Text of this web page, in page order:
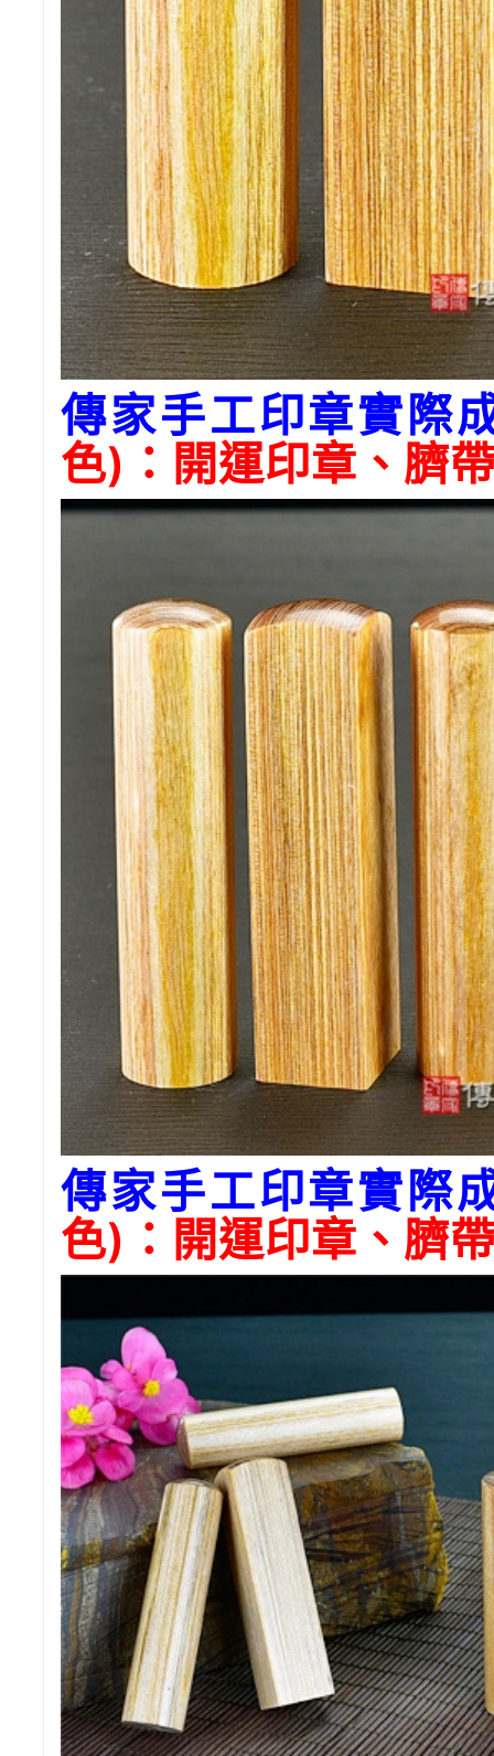
傳家手工印章實際
色)：開運印章、臍
傳家手工印章實際
色)：開運印章、臍